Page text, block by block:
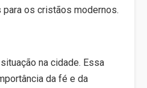
para os cristãos modernos.
na cidade. Essa
da fé e da